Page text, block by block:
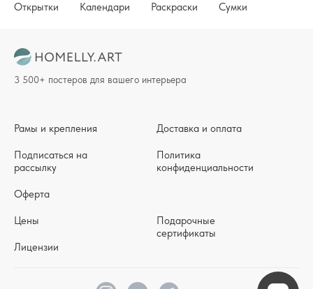
Открытки
Календари Раскраски Сумки
Рамы и крепления
Подписаться на
рассылку
Оферта
Доставка и оплата
Политика
конфиденциальности
Цены
Лицензии
Подарочные
сертификаты
3 500+ постеров для вашего интерьера